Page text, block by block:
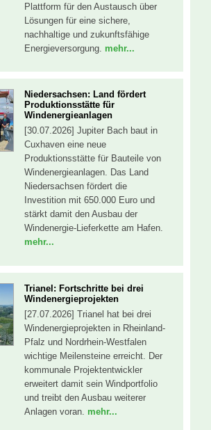
Plattform für den Austausch über
Lösungen für eine sichere,
nachhaltige und zukunftsfähige
Energieversorgung. mehr...
Niedersachsen: Land fördert
Produktionsstätte für
Windenergieanlagen
[30.07.2026] Jupiter Bach baut in
Cuxhaven eine neue
Produktionsstätte für Bauteile von
Windenergieanlagen. Das Land
Niedersachsen fördert die
Investition mit 650.000 Euro und
stärkt damit den Ausbau der
Windenergie-Lieferkette am Hafen.
mehr...
Trianel: Fortschritte bei drei
Windenergieprojekten
[27.07.2026] Trianel hat bei drei
Windenergieprojekten in Rheinland-
Pfalz und Nordrhein-Westfalen
wichtige Meilensteine erreicht. Der
kommunale Projektentwickler
erweitert damit sein Windportfolio
und treibt den Ausbau weiterer
Anlagen voran. mehr...